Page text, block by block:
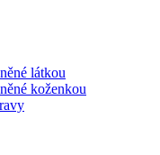
látkou
koženkou